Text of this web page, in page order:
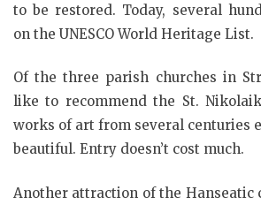
to be restored. Today, several
on the UNESCO World Heritage List.
Of the three parish churches in
like to recommend the St.
works of art from several centuries
beautiful. Entry doesn’t cost much.
Another attraction of the Hanseatic